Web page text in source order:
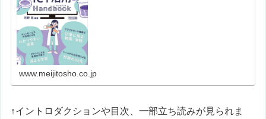
www.meijitosho.co.jp
↑イントロダクションや目次、一部立ち読みが見られま